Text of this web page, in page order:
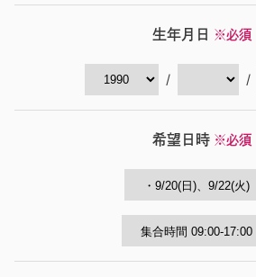
生年月日 ※必須
/ /
希望日時 ※必須